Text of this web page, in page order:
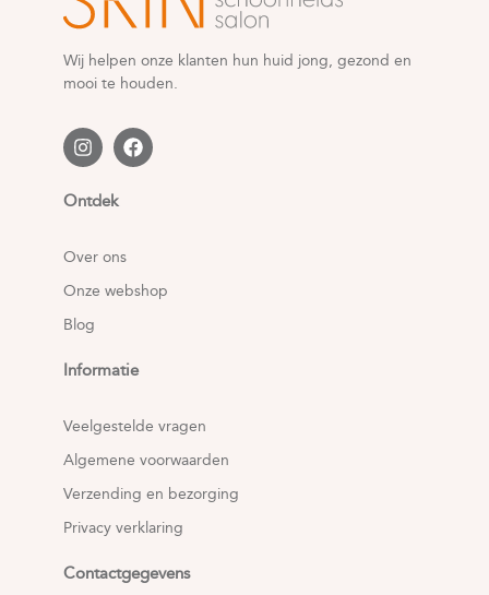
Wij helpen onze klanten hun huid jong, gezond en
mooi te houden.
Ontdek
Over ons
Onze webshop
Blog
Informatie
Veelgestelde vragen
Algemene voorwaarden
Verzending en bezorging
Privacy verklaring
Contactgegevens